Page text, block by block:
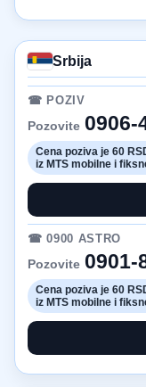
Srbija
☎ POZIV
Pozovite 0906-
Cena poziva je 60
iz MTS mobilne i
☎ 0900 ASTRO
Pozovite 0901-
Cena poziva je 60
iz MTS mobilne i